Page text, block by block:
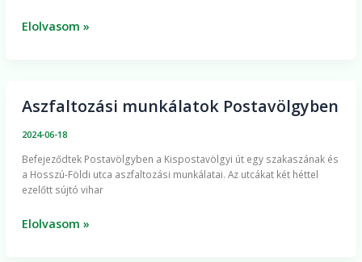
a
helyekről
Elolvasom »
Aszfaltozási munkálatok Postavölgyben
2024-06-18
Befejeződtek Postavölgyben a Kispostavölgyi út egy szakaszának és
a Hosszú-Földi utca aszfaltozási munkálatai. Az utcákat két héttel
ezelőtt sújtó vihar
Aszfaltozási
Elolvasom »